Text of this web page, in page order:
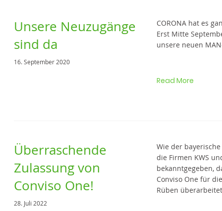
Unsere Neuzugänge
sind da
16. September 2020
CORONA hat es
Erst Mitte
unsere neuen
Read More
Überraschende
Zulassung von
Conviso One!
28. Juli 2022
Wie der
die Firmen KWS
bekanntgegeben,
Conviso One für
Rüben